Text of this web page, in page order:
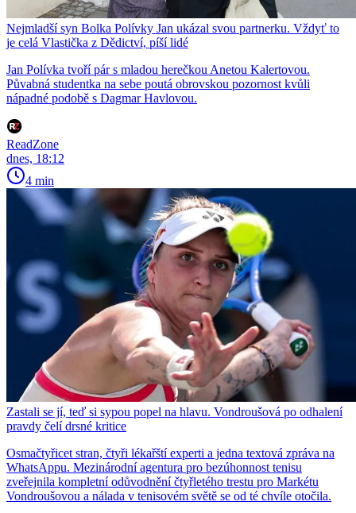
Nejmladší syn Bolka Polívky Jan ukázal svou partnerku. Vždyť to
je celá Vlastička z Dědictví, píší lidé
Jan Polívka tvoří pár s mladou herečkou Anetou Kalertovou.
Půvabná studentka na sebe poutá obrovskou pozornost kvůli
nápadné podobě s Dagmar Havlovou.
ReadZone
dnes, 18:12
4 min
Zastali se jí, teď si sypou popel na hlavu. Vondroušová po odhalení
pravdy čelí drsné kritice
Osmačtyřicet stran, čtyři lékařští experti a jedna textová zpráva na
WhatsAppu. Mezinárodní agentura pro bezúhonnost tenisu
zveřejnila kompletní odůvodnění čtyřletého trestu pro Markétu
Vondroušovou a nálada v tenisovém světě se od té chvíle otočila.